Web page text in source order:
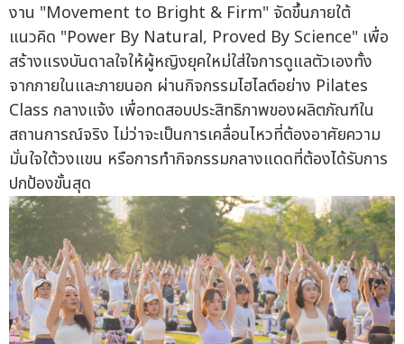
งาน "Movement to Bright & Firm" จัดขึ้นภายใต้
แนวคิด "Power By Natural, Proved By Science" เพื่อ
สร้างแรงบันดาลใจให้ผู้หญิงยุคใหม่ใส่ใจการดูแลตัวเองทั้ง
จากภายในและภายนอก ผ่านกิจกรรมไฮไลต์อย่าง Pilates
Class กลางแจ้ง เพื่อทดสอบประสิทธิภาพของผลิตภัณฑ์ใน
สถานการณ์จริง ไม่ว่าจะเป็นการเคลื่อนไหวที่ต้องอาศัยความ
มั่นใจใต้วงแขน หรือการทำกิจกรรมกลางแดดที่ต้องได้รับการ
ปกป้องขั้นสุด